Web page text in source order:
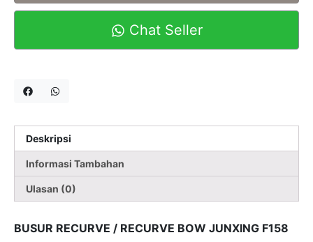
Chat Seller
Deskripsi
Informasi Tambahan
Ulasan (0)
BUSUR RECURVE / RECURVE BOW JUNXING F158